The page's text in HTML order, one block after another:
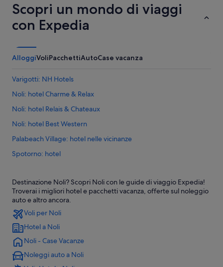
Scopri un mondo di viaggi
con Expedia
AlloggiVoliPacchettiAutoCase vacanza
Varigotti: NH Hotels
Noli: hotel Charme & Relax
Noli: hotel Relais & Chateaux
Noli: hotel Best Western
Palabeach Village: hotel nelle vicinanze
Spotorno: hotel
Stazione di Spotorno: hotel nelle vicinanze
Noli: Hotel con bar
Noli: Resort e hotel con spa
Noli: Hotel all inclusive
Noli: Hotel per famiglie
Noli: Hotel sulla spiaggia
Destinazione Noli? Scopri Noli con le guide di viaggio Expedia!
Troverai i migliori hotel e pacchetti vacanza, offerte sul noleggio
auto e altro ancora.
Voli per Noli
Hotel a Noli
Noli - Case Vacanze
Noleggi auto a Noli